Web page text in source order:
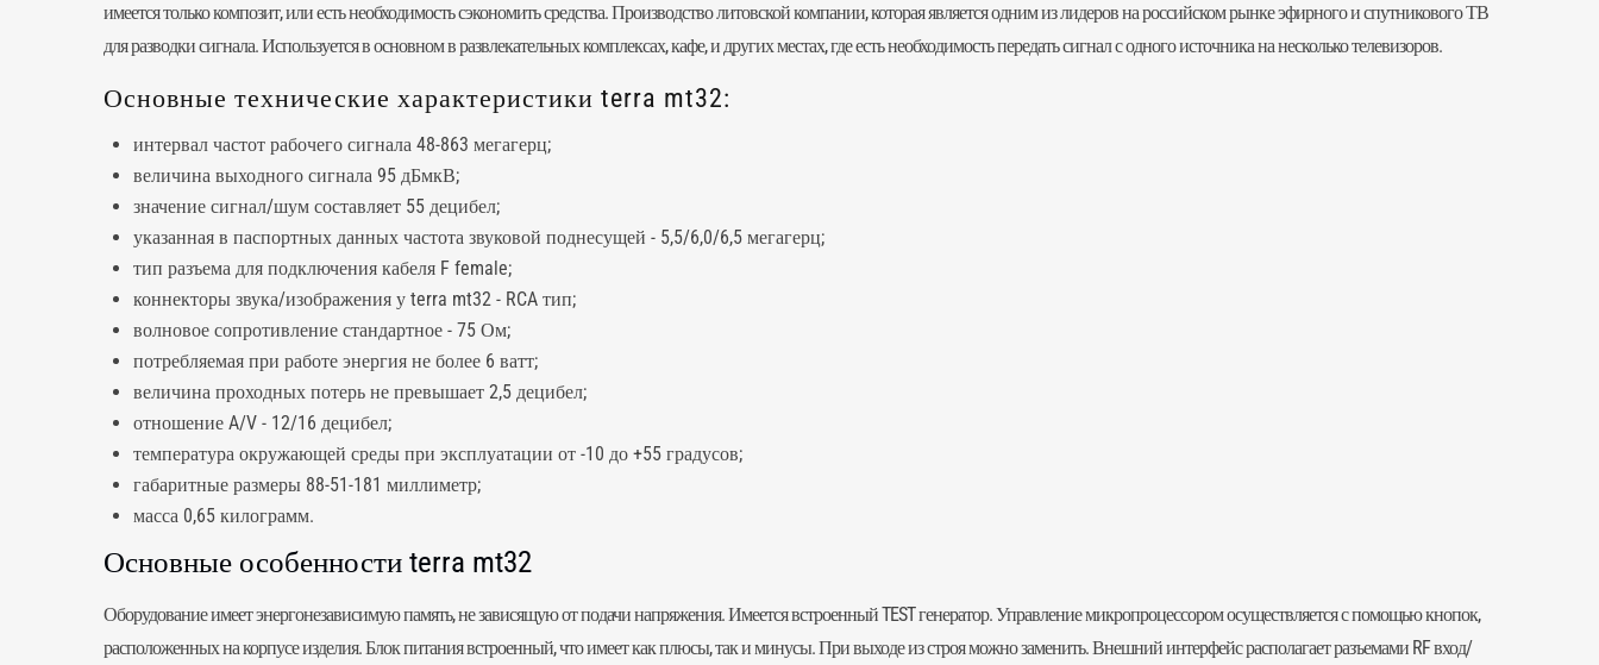
имеется только композит, или есть необходимость сэкономить средства. Производство литовской компании, которая является одним из лидеров на российском рынке эфирного и спутникового ТВ
для разводки сигнала. Используется в основном в развлекательных комплексах, кафе, и других местах, где есть необходимость передать сигнал с одного источника на несколько телевизоров.
Основные технические характеристики terra mt32:
интервал частот рабочего сигнала 48-863 мегагерц;
величина выходного сигнала 95 дБмкВ;
значение сигнал/шум составляет 55 децибел;
указанная в паспортных данных частота звуковой поднесущей - 5,5/6,0/6,5 мегагерц;
тип разъема для подключения кабеля F female;
коннекторы звука/изображения у terra mt32 - RCA тип;
волновое сопротивление стандартное - 75 Ом;
потребляемая при работе энергия не более 6 ватт;
величина проходных потерь не превышает 2,5 децибел;
отношение A/V - 12/16 децибел;
температура окружающей среды при эксплуатации от -10 до +55 градусов;
габаритные размеры 88-51-181 миллиметр;
масса 0,65 килограмм.
Основные особенности terra mt32
Оборудование имеет энергонезависимую память, не зависящую от подачи напряжения. Имеется встроенный TEST генератор. Управление микропроцессором осуществляется с помощью кнопок,
расположенных на корпусе изделия. Блок питания встроенный, что имеет как плюсы, так и минусы. При выходе из строя можно заменить. Внешний интерфейс располагает разъемами RF вход/